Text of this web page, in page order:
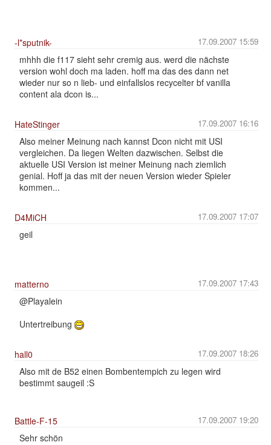
17.09.2007 15:59
-l*sputnik-
mhhh die f117 sieht sehr cremig aus. werd die nächste
version wohl doch ma laden. hoff ma das des dann net
wieder nur so n lieb- und einfallslos recycelter bf vanilla
content ala dcon is...
17.09.2007 16:16
HateStinger
Also meiner Meinung nach kannst Dcon nicht mit USI
vergleichen. Da liegen Welten dazwischen. Selbst die
aktuelle USI Version ist meiner Meinung nach ziemlich
genial. Hoff ja das mit der neuen Version wieder Spieler
kommen...
17.09.2007 17:07
D4MiCH
geil
17.09.2007 17:43
matterno
@Playalein
Untertreibung
17.09.2007 18:26
hall0
Also mit de B52 einen Bombentempich zu legen wird
bestimmt saugeil :S
17.09.2007 19:20
Battle-F-15
Sehr schön